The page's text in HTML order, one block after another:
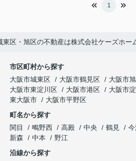
1
東区・旭区の不動産は株式会社ケーズホー
市区町村から探す
大阪市城東区
大阪市鶴見区 大阪市
大阪市東淀川区
大阪市港区 大阪市
東大阪市
大阪市平野区
町名から探す
関目
鴫野西 高殿 中央 鶴見 今
新森
中本
野江
沿線から探す